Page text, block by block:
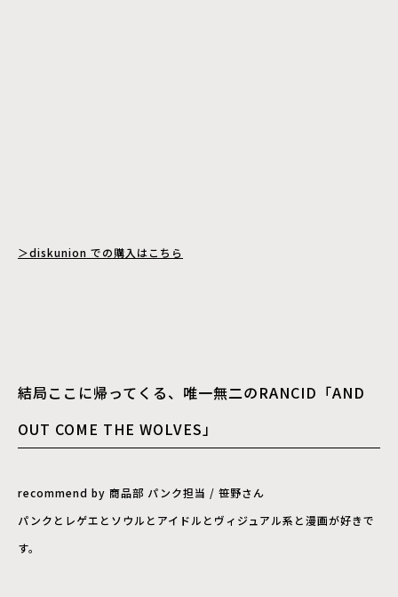
＞diskunion での購入はこちら
結局ここに帰ってくる、唯一無二のRANCID「AND
OUT COME THE WOLVES」
recommend by 商品部 パンク担当 / 笹野さん
パンクとレゲエとソウルとアイドルとヴィジュアル系と漫画が好きで
す。